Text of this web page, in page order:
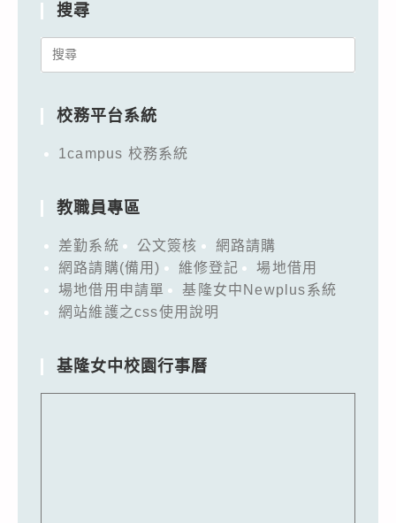
搜尋
Search
校務平台系統
1campus 校務系統
教職員專區
差勤系統 公文簽核
網路請購
網路請購(備用)
維修登記
場地借用
場地借用申請單
基隆女中Newplus系統
網站維護之css使用說明
基隆女中校園行事曆